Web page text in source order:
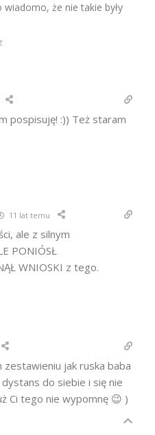
że nie takie były
pospisuję! :)) Też staram
11 lat temu
ale z silnym
PONIÓSŁ
WNIOSKI z tego.
zestawieniu jak ruska baba
do siebie i się nie
Ci tego nie wypomnę 😉 )